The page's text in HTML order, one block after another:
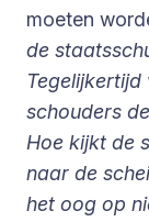
moeten
de
schouders
Hoe kijkt de
naar de
het oog op